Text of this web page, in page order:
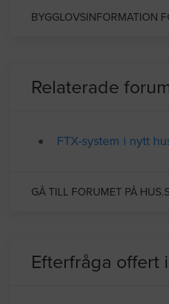
BYGGLOVSINFORMATION
Relaterade
FTX-system i nytt
GÅ TILL FORUMET PÅ
Efterfråga offert i